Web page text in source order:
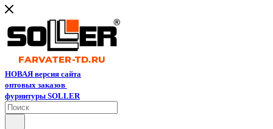
НОВАЯ версия сайта
оптовых заказов
фурнитуры SOLLER